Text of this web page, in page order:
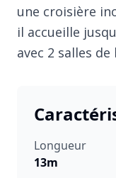
une croisière
il accueille
avec 2 salles
Longueur
13m